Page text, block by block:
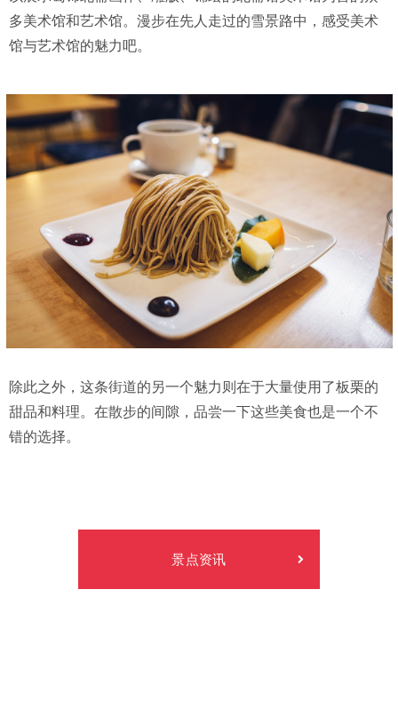
多美术馆和艺术馆。漫步在先人走过的雪景路中，感受美术
馆与艺术馆的魅力吧。
除此之外，这条街道的另一个魅力则在于大量使用了板栗的
甜品和料理。在散步的间隙，品尝一下这些美食也是一个不
错的选择。
景点资讯